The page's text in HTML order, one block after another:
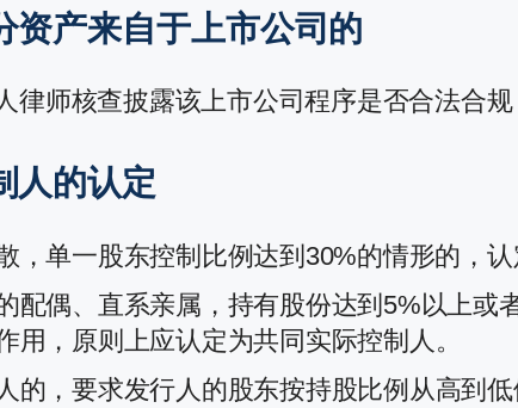
资产来自于上市公司的
律师核查披露该上市公司程序是否合法合规
人的认定
，单一股东控制比例达到30%的情形的，认
配偶、直系亲属，持有股份达到5%以上
用，原则上应认定为共同实际控制人。
的，要求发行人的股东按持股比例从高到